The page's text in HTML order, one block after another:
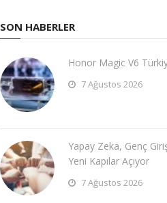
SON HABERLER
Honor Magic V6
7 Ağustos 2026
Yapay Zeka, Genç
Yeni Kapılar Açıyor
7 Ağustos 2026